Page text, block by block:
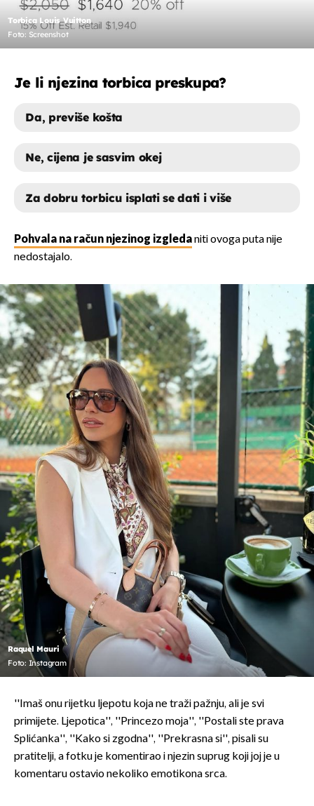
Torbica Louis Vuitton
Foto: Screenshot
Je li njezina torbica preskupa?
Da, previše košta
Ne, cijena je sasvim okej
Za dobru torbicu isplati se dati i više
DA, PREVIŠE KOŠTA
NE, CIJENA JE SASVIM OKEJ
ZA DOBRU TORBICU ISPLATI SE
DATI I VIŠE
Pohvala na račun njezinog izgledaniti ovoga puta nije
nedostajalo.
Raquel Mauri
Foto: Instagram
''Imaš onu rijetku ljepotu koja ne traži pažnju, ali je svi
primijete. Ljepotica'', ''Princezo moja'', ''Postali ste prava
Splićanka'', ''Kako si zgodna'', ''Prekrasna si'', pisali su
pratitelji, a fotku je komentirao i njezin suprug koji joj je u
komentaru ostavio nekoliko emotikona srca.